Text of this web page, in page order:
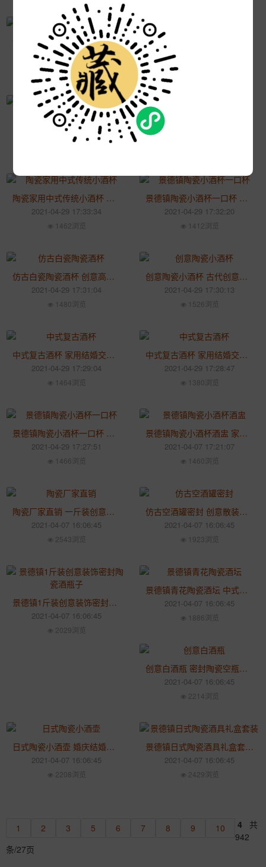
创意日式酒具套装 家用便捷酒杯酒壶 陶瓷简约酒壶酒具
2021-04-30 10:18:44
1380浏览
2021-04-30 10:14:16
陶瓷中式创意白酒杯 高脚杯烈酒一口小酒盅 家用复古敬酒杯
2021-04-29 17:35:59
陶瓷家用中式传统小酒杯 白酒黄酒清酒盅 创意迷你一口杯酒具
2021-04-29 17:33:34
1462浏览
景德镇陶瓷小酒杯一口杯 青瓷创意酒盅 家用创意白酒杯酒具
2021-04-29 17:32:20
1412浏览
仿古白瓷陶瓷酒杯 创意高脚杯酒烈酒单杯 家用酒杯礼品
2021-04-29 17:31:04
1480浏览
创意陶瓷小酒杯 古代创意小号白酒杯 家用中式一口杯仿古敬酒杯
2021-04-29 17:30:13
1526浏览
中式复古酒杯 家用结婚交杯敬酒杯 陶瓷仿古创意高脚酒杯
2021-04-29 17:29:04
1464浏览
中式复古酒杯 家用结婚交杯敬酒杯 陶瓷仿古创意高脚酒杯
2021-04-29 17:28:47
1380浏览
景德镇陶瓷小酒杯一口杯 白色创意酒盅 家用复古中式白酒杯
2021-04-29 17:27:51
1466浏览
景德镇陶瓷小酒杯酒盅 家用一口杯酒具 创意复古中式白酒杯
2021-04-07 17:21:07
1460浏览
陶瓷厂家直销 一斤装创意手绘小酒瓶 家用密封瓶
2021-04-07 16:06:45
2543浏览
仿古空酒罐密封 创意散装白酒瓶子 陶瓷酒瓶1斤装
2021-04-07 16:06:45
1923浏览
景德镇1斤装创意装饰密封陶瓷酒瓶子 白酒散装空瓶家用酒壶酒具
2021-04-07 16:06:45
2029浏览
景德镇青花陶瓷酒坛 中式酒坛定制10斤装 大号泡菜缸储物坛
2021-04-07 16:06:45
1886浏览
创意白酒瓶 密封陶瓷空瓶摆件 仿古风陶瓷酒瓶一斤装
2021-04-07 16:06:45
2214浏览
日式陶瓷小酒壶 婚庆结婚用喜酒红色装酒瓶子 花果酒瓶小酒壶
2021-04-07 16:06:45
2208浏览
景德镇日式陶瓷酒具礼盒套装 家用分酒器 温酒壶2两半斤装
2021-04-07 16:06:45
2429浏览
1 2 3 4
5 6 7 8 9 10
共
942
条/27页